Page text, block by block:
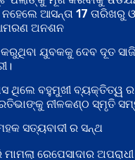
ଆସନ୍ତା 17 ତାରିଖରୁ
ଅନଶନ
ଯୁବକକୁ ଦେବ ଦୂତ
ଥିଲେ ବହୁମୁଖୀ ବ୍ୟକ୍ତିତ୍ୱ
ନୀଳକଣ୍ଠ ସ୍ମୃତି
ସତ୍ୟବାଦୀ ର ସନ୍ଥ
ରେପେସାଦାର